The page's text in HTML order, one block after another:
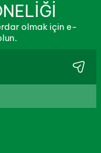
olmak için e-